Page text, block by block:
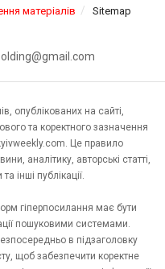
матеріалів Sitemap
опублікованих на сайті,
та коректного зазначення
Це правило
аналітику, авторські статті,
інші публікації.
гіперпосилання має бути
пошуковими системами.
в підзаголовку
щоб забезпечити коректне